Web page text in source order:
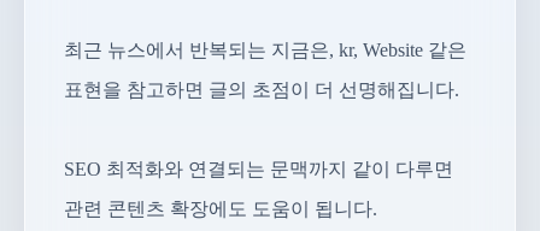
최근 뉴스에서 반복되는 지금은, kr, Website 같은
표현을 참고하면 글의 초점이 더 선명해집니다.
SEO 최적화와 연결되는 문맥까지 같이 다루면
관련 콘텐츠 확장에도 도움이 됩니다.